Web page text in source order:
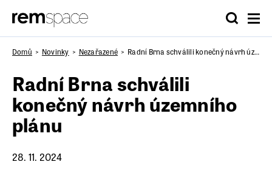
Domů Novinky Nezařazené Radní Brna schválili konečný návrh územního plánu
Radní Brna schválili
konečný návrh územního
plánu
28. 11. 2024